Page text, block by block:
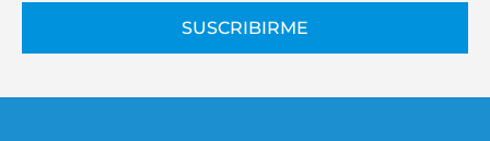
SUSCRIBIRME